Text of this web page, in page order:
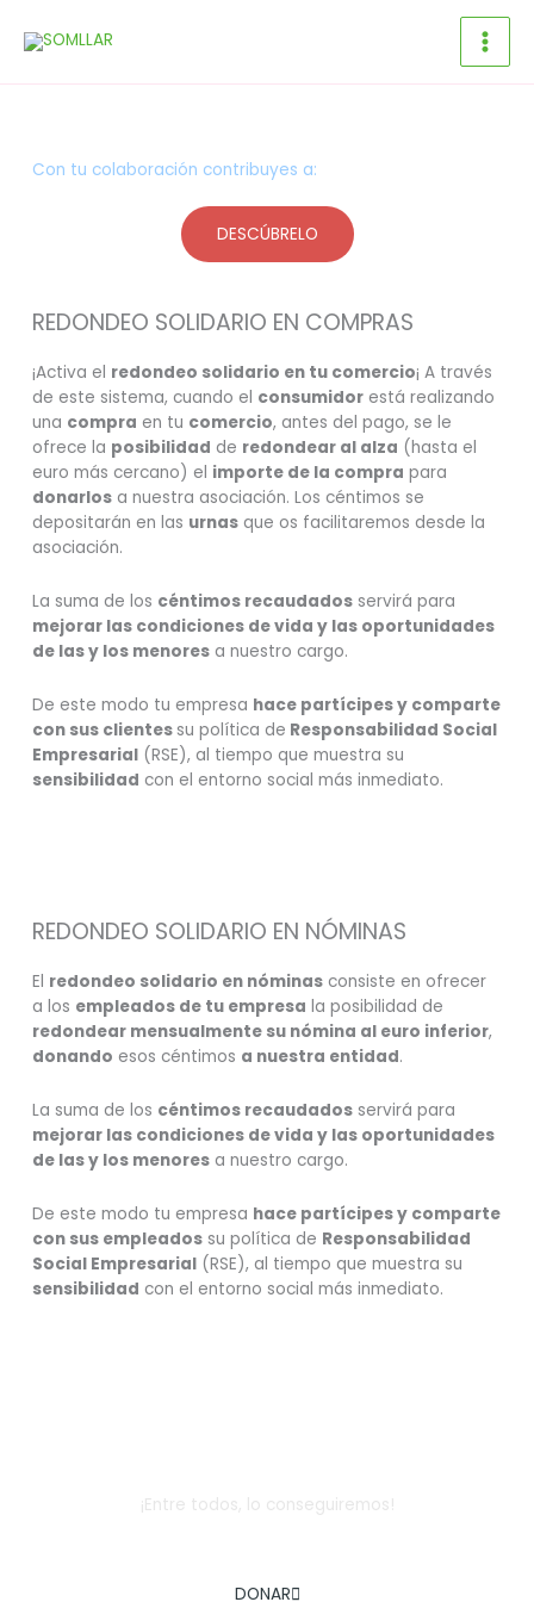
Con tu colaboración contribuyes a:
DESCÚBRELO
REDONDEO SOLIDARIO EN COMPRAS
¡Activa el redondeo solidario en tu comercio¡ A través
de este sistema, cuando el consumidor está realizando
una compra en tu comercio, antes del pago, se le
ofrece la posibilidad de redondear al alza (hasta el
euro más cercano) el importe de la compra para
donarlos a nuestra asociación. Los céntimos se
depositarán en las urnas que os facilitaremos desde la
asociación.
La suma de los céntimos recaudados servirá para
mejorar las condiciones de vida y las oportunidades
de las y los menores a nuestro cargo.
De este modo tu empresa hace partícipes y comparte
con sus clientes su política de Responsabilidad Social
Empresarial (RSE), al tiempo que muestra su
sensibilidad con el entorno social más inmediato.
REDONDEO SOLIDARIO EN NÓMINAS
El redondeo solidario en nóminas consiste en ofrecer
a los empleados de tu empresa la posibilidad de
redondear mensualmente su nómina al euro inferior,
donando esos céntimos a nuestra entidad.
La suma de los céntimos recaudados servirá para
mejorar las condiciones de vida y las oportunidades
de las y los menores a nuestro cargo.
De este modo tu empresa hace partícipes y comparte
con sus empleados su política de Responsabilidad
Social Empresarial (RSE), al tiempo que muestra su
sensibilidad con el entorno social más inmediato.
¡Entre todos, lo conseguiremos!
DONAR